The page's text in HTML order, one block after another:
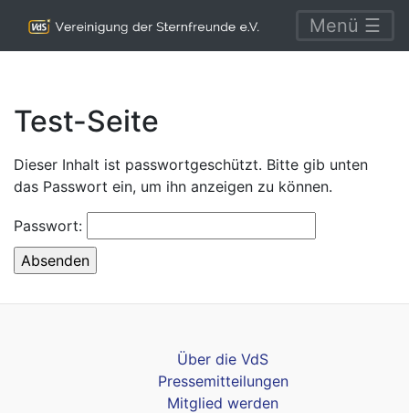
Menü ☰
Test-Seite
Dieser Inhalt ist passwortgeschützt. Bitte gib unten
das Passwort ein, um ihn anzeigen zu können.
Passwort:
Über die VdS
Pressemitteilungen
Mitglied werden